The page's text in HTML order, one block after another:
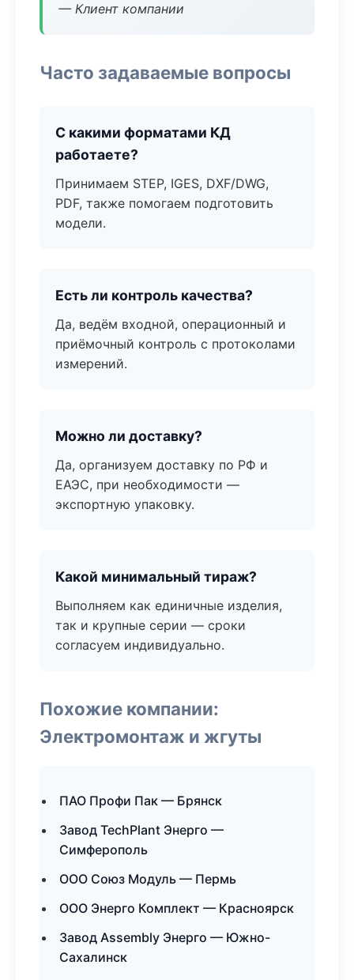
— Клиент компании
Часто задаваемые вопросы
С какими форматами КД
работаете?
Принимаем STEP, IGES, DXF/DWG,
PDF, также помогаем подготовить
модели.
Есть ли контроль качества?
Да, ведём входной, операционный и
приёмочный контроль с протоколами
измерений.
Можно ли доставку?
Да, организуем доставку по РФ и
ЕАЭС, при необходимости —
экспортную упаковку.
Какой минимальный тираж?
Выполняем как единичные изделия,
так и крупные серии — сроки
согласуем индивидуально.
Похожие компании:
Электромонтаж и жгуты
ПАО Профи Пак — Брянск
Завод TechPlant Энерго —
Симферополь
ООО Союз Модуль — Пермь
ООО Энерго Комплект — Красноярск
Завод Assembly Энерго — Южно-
Сахалинск